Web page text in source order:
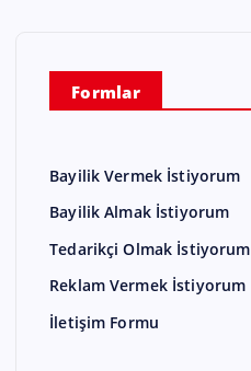
Formlar
Bayilik Vermek İstiyorum
Bayilik Almak İstiyorum
Tedarikçi Olmak İstiyorum
Reklam Vermek İstiyorum
İletişim Formu